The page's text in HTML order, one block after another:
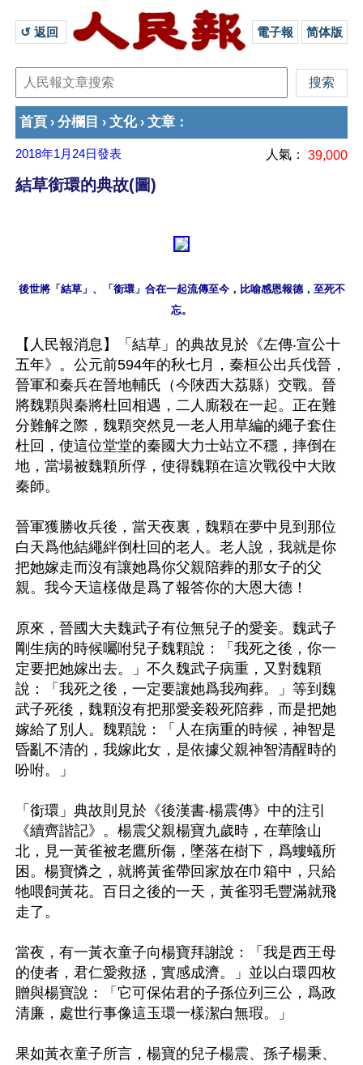
↺ 返回 電子報 简体版
首頁 › 分欄目 › 文化› 文章 ：
2018年1月24日發表 人氣： 39,000
結草銜環的典故(圖)
後世將「結草」、「銜環」合在一起流傳至今，比喻感恩報德，至死不
【人民報消息】「結草」的典故見於《左傳‧宣公十
五年》。公元前594年的秋七月，秦桓公出兵伐晉，
晉軍和秦兵在晉地輔氏（今陜西大荔縣）交戰。晉
將魏顆與秦將杜回相遇，二人廝殺在一起。正在難
分難解之際，魏顆突然見一老人用草編的繩子套住
杜回，使這位堂堂的秦國大力士站立不穩，摔倒在
地，當場被魏顆所俘，使得魏顆在這次戰役中大敗
秦師。
晉軍獲勝收兵後，當天夜裏，魏顆在夢中見到那位
白天爲他結繩絆倒杜回的老人。老人說，我就是你
把她嫁走而沒有讓她爲你父親陪葬的那女子的父
親。我今天這樣做是爲了報答你的大恩大德！
原來，晉國大夫魏武子有位無兒子的愛妾。魏武子
剛生病的時候囑咐兒子魏顆說：「我死之後，你一
定要把她嫁出去。」不久魏武子病重，又對魏顆
說：「我死之後，一定要讓她爲我殉葬。」等到魏
武子死後，魏顆沒有把那愛妾殺死陪葬，而是把她
嫁給了別人。魏顆說：「人在病重的時候，神智是
昏亂不清的，我嫁此女，是依據父親神智清醒時的
吩咐。」
「銜環」典故則見於《後漢書‧楊震傳》中的注引
《續齊諧記》。楊震父親楊寶九歲時，在華陰山
北，見一黃雀被老鷹所傷，墜落在樹下，爲螻蟻所
困。楊寶憐之，就將黃雀帶回家放在巾箱中，只給
牠喂飼黃花。百日之後的一天，黃雀羽毛豐滿就飛
走了。
當夜，有一黃衣童子向楊寶拜謝說：「我是西王母
的使者，君仁愛救拯，實感成濟。」並以白環四枚
贈與楊寶說：「它可保佑君的子孫位列三公，爲政
清廉，處世行事像這玉環一樣潔白無瑕。」
果如黃衣童子所言，楊寶的兒子楊震、孫子楊秉、